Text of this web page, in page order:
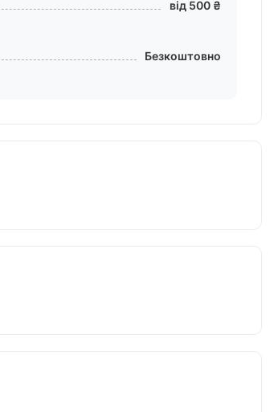
від 500 ₴
Безкоштовно